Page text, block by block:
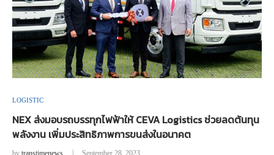
LOGISTIC
NEX ส่งมอบรถบรรทุกไฟฟ้าให้ CEVA Logistics ช่วยลดต้นทุน
พลังงาน เพิ่มประสิทธิภาพการขนส่งในอนาคต